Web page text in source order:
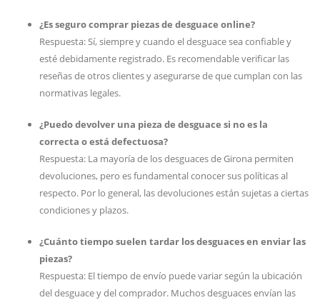
¿Es seguro comprar piezas de desguace online?
Respuesta: Sí, siempre y cuando el desguace sea confiable y
esté debidamente registrado. Es recomendable verificar las
reseñas de otros clientes y asegurarse de que cumplan con las
normativas legales.
¿Puedo devolver una pieza de desguace si no es la
correcta o está defectuosa?
Respuesta: La mayoría de los desguaces de Girona permiten
devoluciones, pero es fundamental conocer sus políticas al
respecto. Por lo general, las devoluciones están sujetas a ciertas
condiciones y plazos.
¿Cuánto tiempo suelen tardar los desguaces en enviar las
piezas?
Respuesta: El tiempo de envío puede variar según la ubicación
del desguace y del comprador. Muchos desguaces envían las